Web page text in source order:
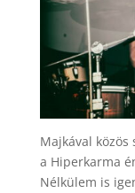
Majkával közös
a Hiperkarma
Nélkülem is